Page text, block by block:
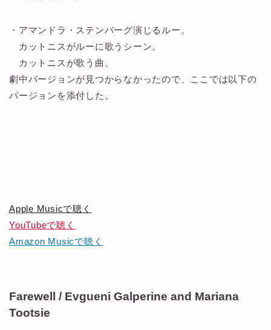
・アマンドラ・ステンバーグ演じるルー。
カットニスがルーに歌うシーン。
カットニスが歌う曲。
劇中バージョンが見つからなかったので、ここでは以下の
バージョンを添付した。
Apple Musicで聴く
YouTubeで聴く
Amazon Musicで聴く
Farewell / Evgueni Galperine and Mariana
Tootsie